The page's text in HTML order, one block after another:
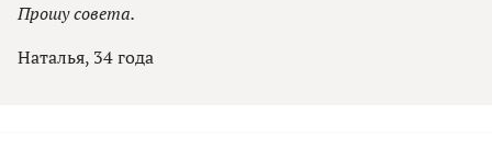
Прошу совета.
Наталья, 34 года